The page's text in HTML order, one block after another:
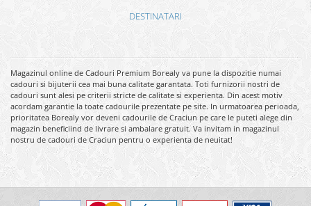
DESTINATARI
Magazinul online de Cadouri Premium Borealy va pune la dispozitie numai
cadouri si bijuterii cea mai buna calitate garantata. Toti furnizorii nostri de
cadouri sunt alesi pe criterii stricte de calitate si experienta. Din acest motiv
acordam garantie la toate cadourile prezentate pe site. In urmatoarea perioada,
prioritatea Borealy vor deveni cadourile de Craciun pe care le puteti alege din
magazin beneficiind de livrare si ambalare gratuit. Va invitam in magazinul
nostru de cadouri de Craciun pentru o experienta de neuitat!